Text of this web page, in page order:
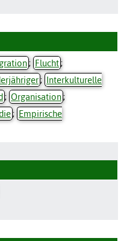
; Flucht;
; Interkulturelle
; Organisation;
; Empirische